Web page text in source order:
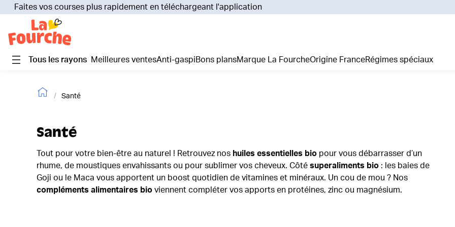
Faites vos courses plus rapidement en téléchargeant l'application
Tous les rayons Meilleures ventes Anti-gaspi Bons plans Marque La Fourche Origine France Régimes spéciaux
Santé
Santé
Tout pour votre bien-être au naturel ! Retrouvez nos huiles essentielles bio pour vous débarrasser d’un
rhume, de moustiques envahissants ou pour sublimer vos cheveux. Côté superaliments bio : les baies de
Goji ou le Maca vous apportent un boost quotidien de vitamines et minéraux. Un cou de mou ? Nos
compléments alimentaires bio viennent compléter vos apports en protéines, zinc ou magnésium.